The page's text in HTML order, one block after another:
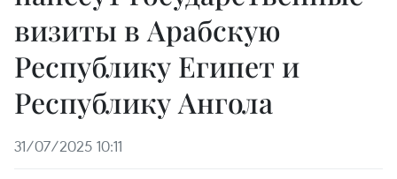
визиты в Арабскую
Республику Египет и
Республику Ангола
31/07/2025 10:11